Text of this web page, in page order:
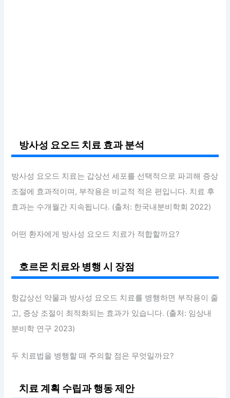
방사성 요오드 치료 효과 분석
방사성 요오드 치료는 갑상선 세포를 선택적으로 파괴해 증상
조절에 효과적이며, 부작용은 비교적 적은 편입니다. 치료 후
효과는 수개월간 지속됩니다. (출처: 한국내분비학회 2022)
어떤 환자에게 방사성 요오드 치료가 적합할까요?
호르몬 치료와 병행 시 장점
항갑상선 약물과 방사성 요오드 치료를 병행하면 부작용이 줄
고, 증상 조절이 최적화되는 효과가 있습니다. (출처: 임상내
분비학 연구 2023)
두 치료법을 병행할 때 주의할 점은 무엇일까요?
치료 계획 수립과 행동 제안